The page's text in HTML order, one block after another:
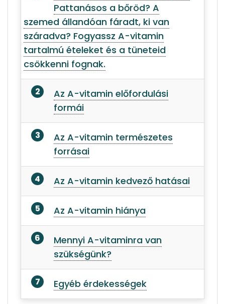
Pattanásos a bőröd? A
szemed állandóan fáradt, ki van
száradva? Fogyassz A-vitamin
tartalmú ételeket és a tüneteid
csökkenni fognak.
Az A-vitamin előfordulási
formái
Az A-vitamin természetes
forrásai
Az A-vitamin kedvező hatásai
Az A-vitamin hiánya
Mennyi A-vitaminra van
szükségünk?
Egyéb érdekességek